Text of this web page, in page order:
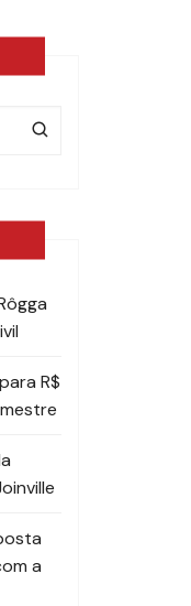
R$
a